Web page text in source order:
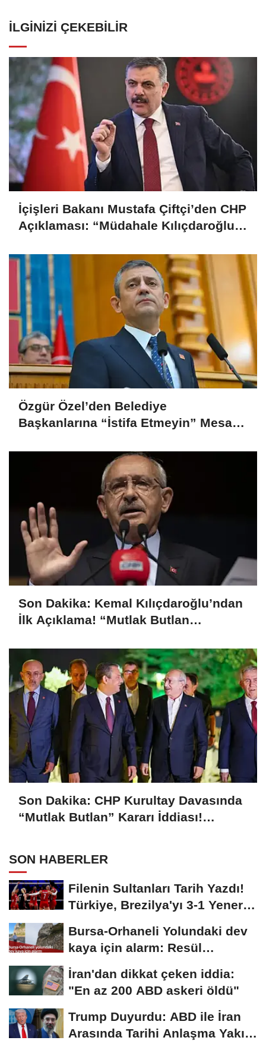
İLGINIZI ÇEKEBILIR
İçişleri Bakanı Mustafa Çiftçi’den CHP
Açıklaması: “Müdahale Kılıçdaroğlu
Özgür Özel’den Belediye
Başkanlarına “İstifa Etmeyin” Mesajı:
Son Dakika: Kemal Kılıçdaroğlu’ndan
İlk Açıklama! “Mutlak Butlan
Son Dakika: CHP Kurultay Davasında
“Mutlak Butlan” Kararı İddiası!
SON HABERLER
Filenin Sultanları Tarih Yazdı!
Türkiye, Brezilya'yı 3-1 Yenerek
Bursa-Orhaneli Yolundaki dev
kaya için alarm: Resül
Kaplan'dan yetkililere...
İran'dan dikkat çeken iddia:
"En az 200 ABD askeri öldü"
Trump Duyurdu: ABD ile İran
Arasında Tarihi Anlaşma Yakın!